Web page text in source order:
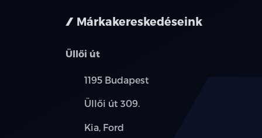
Márkakereskedéseink
Üllői út
Település:
1195 Budapest
Cím:
Üllői út 309.
Márkák:
Kia, Ford